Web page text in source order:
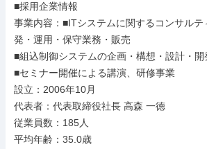
■採用企業情報
事業内容：■ITシステムに関するコンサルテ
発・運用・保守業務・販売
■組込制御システムの企画・構想・設計・開
■セミナー開催による講演、研修事業
設立：2006年10月
代表者：代表取締役社長 高森 一徳
従業員数：185人
平均年齢：35.0歳